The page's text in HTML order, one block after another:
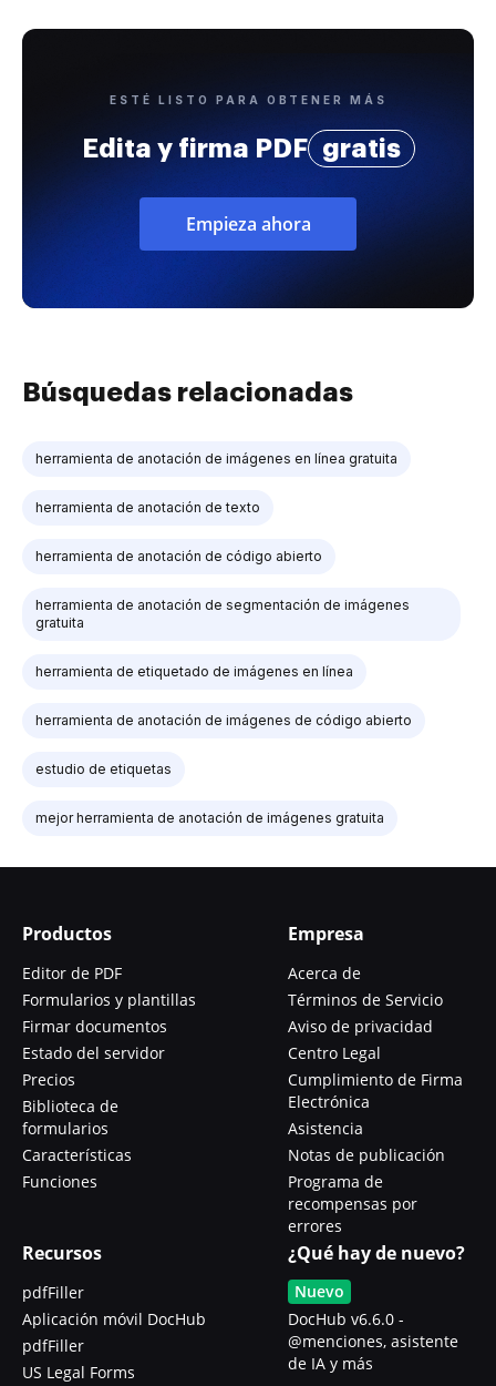
ESTÉ LISTO PARA OBTENER MÁS
Edita y firma PDF gratis
Empieza ahora
Búsquedas relacionadas
herramienta de anotación de imágenes en línea gratuita
herramienta de anotación de texto
herramienta de anotación de código abierto
herramienta de anotación de segmentación de imágenes
gratuita
herramienta de etiquetado de imágenes en línea
herramienta de anotación de imágenes de código abierto
estudio de etiquetas
mejor herramienta de anotación de imágenes gratuita
Productos
Editor de PDF
Formularios y plantillas
Firmar documentos
Estado del servidor
Precios
Biblioteca de
formularios
Características
Funciones
Empresa
Acerca de
Términos de Servicio
Aviso de privacidad
Centro Legal
Cumplimiento de Firma
Electrónica
Asistencia
Notas de publicación
Programa de
recompensas por
errores
Recursos
pdfFiller
Aplicación móvil DocHub
pdfFiller
US Legal Forms
¿Qué hay de nuevo?
Nuevo
DocHub v6.6.0 -
@menciones, asistente
de IA y más